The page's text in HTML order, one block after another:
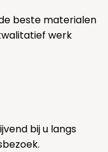
beste materialen
werk
bij u langs